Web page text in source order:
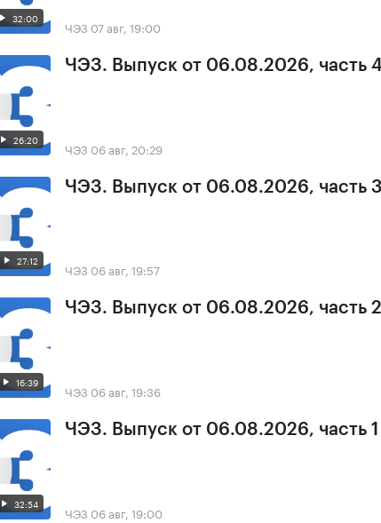
32:00 ЧЭЗ 07 авг, 19:00
26:20
ЧЭЗ. Выпуск от 06.08.2026, часть
ЧЭЗ 06 авг, 20:29
27:12
ЧЭЗ. Выпуск от 06.08.2026, часть
ЧЭЗ 06 авг, 19:57
16:39
ЧЭЗ. Выпуск от 06.08.2026, часть 2
ЧЭЗ 06 авг, 19:36
32:54
ЧЭЗ. Выпуск от 06.08.2026, часть 1
ЧЭЗ 06 авг, 19:00